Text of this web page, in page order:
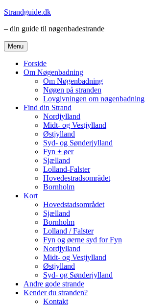
Videre
indhold
Strandguide.dk
– din guide til nøgenbadestrande
Menu
Forside
Om Nøgenbadning
Om Nøgenbadning
Nøgen på stranden
Lovgivningen om nøgenbadning
Find din Strand
Nordjylland
Midt- og Vestjylland
Østjylland
Syd- og Sønderjylland
Fyn + øer
Sjælland
Lolland-Falster
Hovedestradsområdet
Bornholm
Kort
Hovedstadsområdet
Sjælland
Bornholm
Lolland / Falster
Fyn og øerne syd for Fyn
Nordjylland
Midt- og Vestjylland
Østjylland
Syd- og Sønderjylland
Andre gode strande
Kender du stranden?
Kontakt